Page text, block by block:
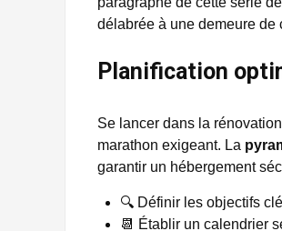
délabrée à une demeure de
Planification
Se lancer dans la
marathon exigeant. La
garantir un hébergement
🔍 Définir les objectifs
📆 Établir un calendrier